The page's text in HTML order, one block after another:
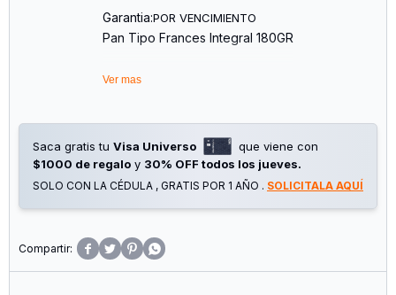
Garantia:POR VENCIMIENTO
Pan Tipo Frances Integral 180GR
Imagen Meramente Ilustrativa
Ver mas
Saca gratis tu Visa Universo
que viene con
$1000 de regalo y 30% OFF todos los jueves.
SOLO CON LA CÉDULA , GRATIS POR 1 AÑO . SOLICITALA AQUÍ
   